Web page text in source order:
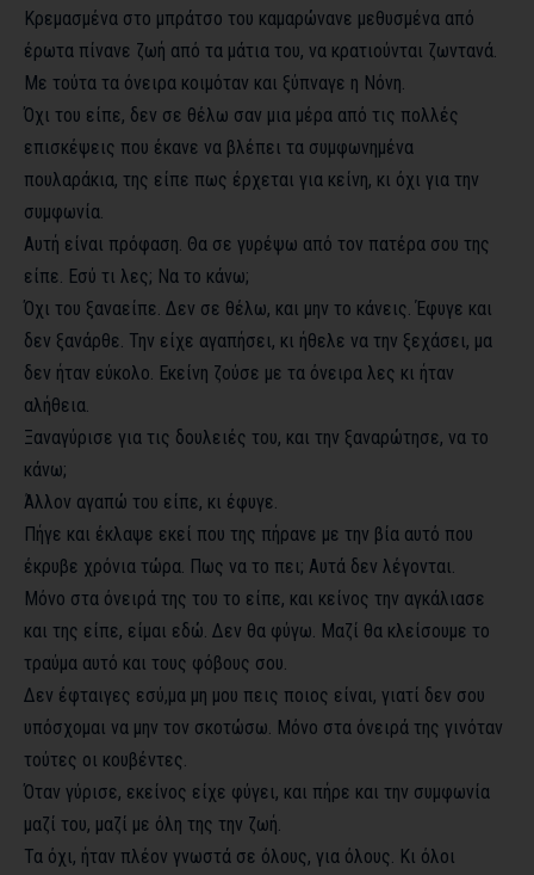
Κρεμασμένα στο μπράτσο του καμαρώνανε μεθυσμένα από
έρωτα πίνανε ζωή από τα μάτια του, να κρατιούνται ζωντανά.
Με τούτα τα όνειρα κοιμόταν και ξύπναγε η Νόνη.
Όχι του είπε, δεν σε θέλω σαν μια μέρα από τις πολλές
επισκέψεις που έκανε να βλέπει τα συμφωνημένα
πουλαράκια, της είπε πως έρχεται για κείνη, κι όχι για την
συμφωνία.
Αυτή είναι πρόφαση. Θα σε γυρέψω από τον πατέρα σου της
είπε. Εσύ τι λες; Να το κάνω;
Όχι του ξαναείπε. Δεν σε θέλω, και μην το κάνεις. Έφυγε και
δεν ξανάρθε. Την είχε αγαπήσει, κι ήθελε να την ξεχάσει, μα
δεν ήταν εύκολο. Εκείνη ζούσε με τα όνειρα λες κι ήταν
αλήθεια.
Ξαναγύρισε για τις δουλειές του, και την ξαναρώτησε, να το
κάνω;
Άλλον αγαπώ του είπε, κι έφυγε.
Πήγε και έκλαψε εκεί που της πήρανε με την βία αυτό που
έκρυβε χρόνια τώρα. Πως να το πει; Αυτά δεν λέγονται.
Μόνο στα όνειρά της του το είπε, και κείνος την αγκάλιασε
και της είπε, είμαι εδώ. Δεν θα φύγω. Μαζί θα κλείσουμε το
τραύμα αυτό και τους φόβους σου.
Δεν έφταιγες εσύ,μα μη μου πεις ποιος είναι, γιατί δεν σου
υπόσχομαι να μην τον σκοτώσω. Μόνο στα όνειρά της γινόταν
τούτες οι κουβέντες.
Όταν γύρισε, εκείνος είχε φύγει, και πήρε και την συμφωνία
μαζί του, μαζί με όλη της την ζωή.
Τα όχι, ήταν πλέον γνωστά σε όλους, για όλους. Κι όλοι